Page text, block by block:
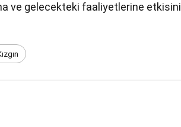
ve gelecekteki faaliyetlerine etkisini